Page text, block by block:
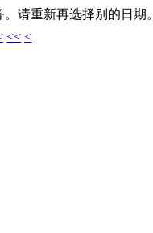
请重新再选择别的日期
<< <